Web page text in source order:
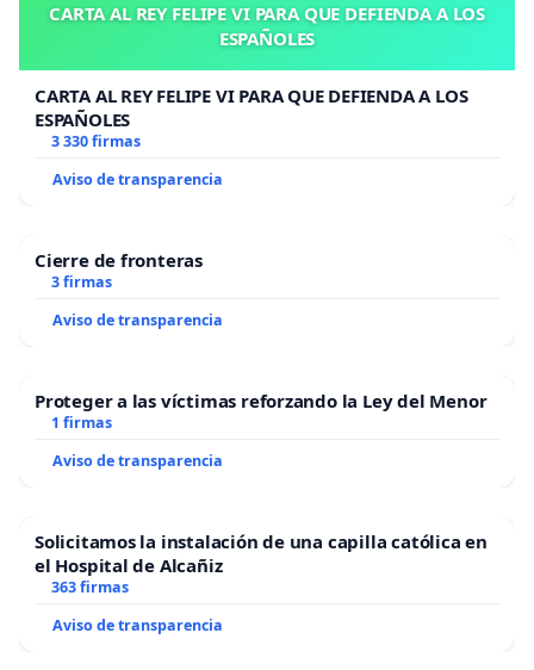
CARTA AL REY FELIPE VI PARA QUE DEFIENDA A LOS
ESPAÑOLES
CARTA AL REY FELIPE VI PARA QUE DEFIENDA A LOS
ESPAÑOLES
3 330 firmas
Aviso de transparencia
Cierre de fronteras
3 firmas
Aviso de transparencia
Proteger a las víctimas reforzando la Ley del Menor
1 firmas
Aviso de transparencia
Solicitamos la instalación de una capilla católica en
el Hospital de Alcañiz
363 firmas
Aviso de transparencia